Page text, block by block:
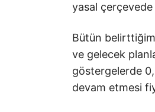
yasal
Bütün belirttiğim
ve gelecek
göstergelerde
devam etmesi